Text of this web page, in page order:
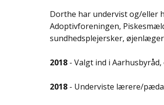
Dorthe har undervist og/eller
Adoptivforeningen,
sundhedsplejersker,
2018 - Valgt ind i
2018 - Underviste lærere/